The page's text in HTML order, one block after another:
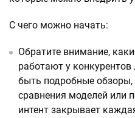
С чего можно начать:
Обратите внимание,
работают у конкурентов
быть подробные
сравнения моделей или
интент закрывает